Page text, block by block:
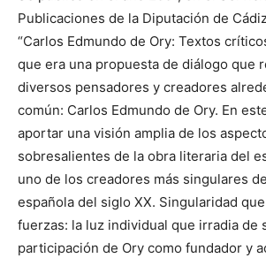
Publicaciones de la Diputación de
“Carlos Edmundo de Ory: Textos
que era una propuesta de diálogo que
diversos pensadores y creadores
común: Carlos Edmundo de Ory. En
aportar una visión amplia de los
sobresalientes de la obra literaria del
uno de los creadores más singulares
española del siglo XX. Singularidad
fuerzas: la luz individual que irradia de
participación de Ory como fundador y